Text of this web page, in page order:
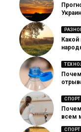
Какой
СПОРТ
всем
СПОРТ